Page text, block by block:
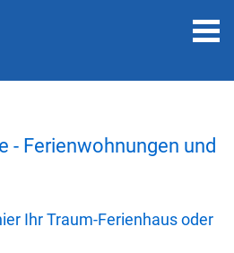
- Ferienwohnungen und
Ihr Traum-Ferienhaus oder